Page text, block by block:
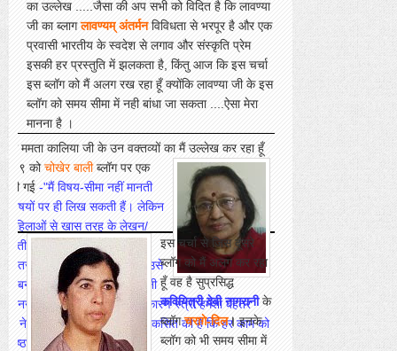
का उल्लेख .....जैसा की अप सभी को विदित है कि लावण्या
जी का ब्लागलावण्यम् अंतर्मन विविधता से भरपूर है और एक
प्रवासी भारतीय के स्वदेश से लगाव और संस्कृति प्रेम
इसकी हर प्रस्तुति में झलकता है, किंतु आज कि इस चर्चा
इस ब्लॉग को मैं अलग रख रहा हूँ क्योंकि लावण्या जी के इस
ब्लॉग को समय सीमा में नही बांधा जा सकता ....ऐसा मेरा
मानना है ।
ममता कालिया जी के उन वक्तव्योंकामैं उल्लेख कर रहा हूँ
कोचोखेर बालीब्लॉग पर एक
कही गई -"मैं विषय-सीमा नहीं मानती
विषयों पर ही लिख सकती हैं। लेकिन
कि महिलाओं से खास तरह के लेखन/
जाती है। वे भी घर से निकलती हैं,
तरह का काम करती हैं। बल्कि उसे
बनाने के लिए दोहरी मेहनत करनी
मानना है कि नैसर्गिक प्रतिभा के कारण स्त्री हमेशा बेहतर
ने अपनी चेतना से यह क्षमता विकसित की है कि हर काम को
निष्ठा देती हैं।"
इसचर्चा से जिस दूसरे
ब्लॉग को मैं अलग कर रहा
हूँ वह है सुप्रसिद्ध
कवियित्री देवी नागरानीके
ब्लॉगचराग़े-दिल।इनके
ब्लॉग को भी समय सीमा में